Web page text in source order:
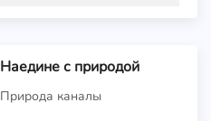
Наедине с природой
Природа каналы